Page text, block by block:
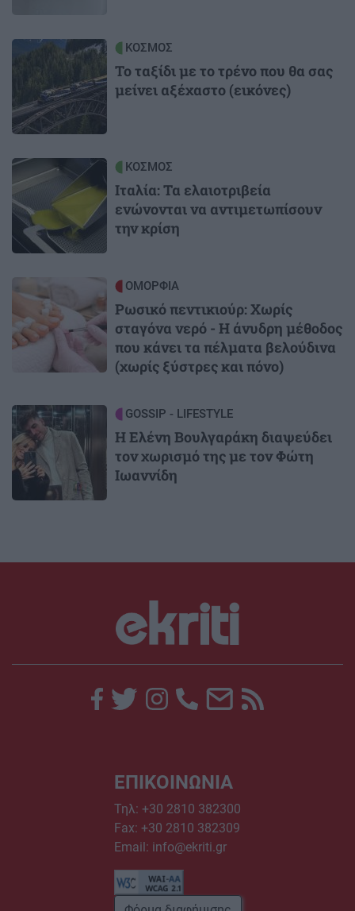
Image ΚΟΣΜΟΣ
Το ταξίδι με το τρένο που θα σας
μείνει αξέχαστο (εικόνες)
Image ΚΟΣΜΟΣ
Ιταλία: Τα ελαιοτριβεία
ενώνονται να αντιμετωπίσουν
την κρίση
ΟΜΟΡΦΙΑ
Ρωσικό πεντικιούρ: Χωρίς
σταγόνα νερό - Η άνυδρη μέθοδος
που κάνει τα πέλματα βελούδινα
(χωρίς ξύστρες και πόνο)
Image GOSSIP - LIFESTYLE
Η Ελένη Βουλγαράκη διαψεύδει
τον χωρισμό της με τον Φώτη
Ιωαννίδη
ΕΠΙΚΟΙΝΩΝΙΑ
Τηλ: +30 2810 382300
Fax: +30 2810 382309
Email: info@ekriti.gr